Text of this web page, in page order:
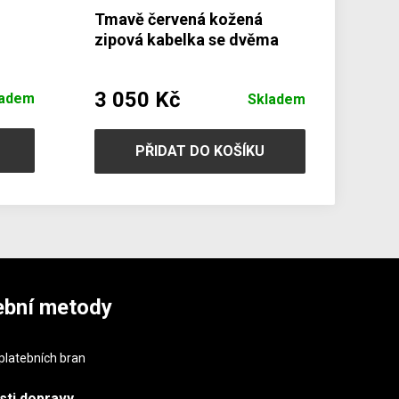
Tmavě červená kožená
zipová kabelka se dvěma
3 050 Kč Skladem
PŘIDAT DO KOŠÍKU
metody